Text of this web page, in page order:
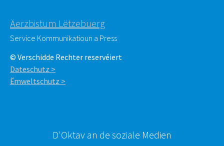
Äerzbistum Lëtzebuerg
Service Kommunikatioun a Press
© Verschidde Rechter reservéiert
Dateschutz >
Ëmweltschutz >
D'Oktav an de soziale Medien